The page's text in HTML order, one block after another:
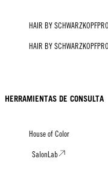
HAIR BY
HAIR BY
HERRAMIENTAS DE CONSULTA
House of Color
SalonLab